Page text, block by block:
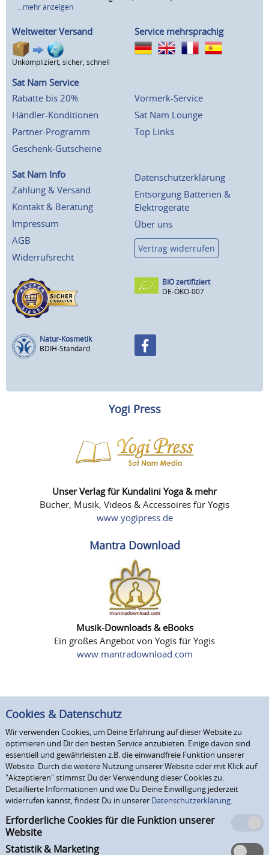
...mehr anzeigen
Weltweiter Versand
Unkompliziert, sicher, schnell
Service mehrsprachig
Sat Nam Service
Rabatte bis 20%
Händler-Konditionen
Partner-Programm
Geschenk-Gutscheine
Vormerk-Service
Sat Nam Lounge
Top Links
Sat Nam Info
Zahlung & Versand
Kontakt & Beratung
Impressum
AGB
Widerrufsrecht
Datenschutzerklärung
Entsorgung Batterien &
Elektrogeräte
Über uns
Vertrag widerrufen
BIO zertifiziert
DE-ÖKO-007
Natur-Kosmetik
BDIH-Standard
Yogi Press
Unser Verlag für Kundalini Yoga & mehr
Bücher, Musik, Videos & Accessoires für Yogis
www.yogipress.de
Mantra Download
Musik-Downloads & eBooks
Ein großes Angebot von Yogis für Yogis
www.mantradownload.com
Cookies & Datenschutz
Wir verwenden Cookies, um Deine Erfahrung auf dieser Website zu
optimieren und Dir den besten Service anzubieten. Einige davon sind
essentiell und gewährleisten z.B. die einwandfreie Funktion unserer
Website. Durch die weitere Nutzung unserer Website oder mit Klick auf
"Akzeptieren" stimmst Du der Verwendung dieser Cookies zu.
Detaillierte Informationen und wie Du Deine Einwilligung jederzeit
widerrufen kannst, findest Du in unserer Datenschutzerklärung.
Erforderliche Cookies für die Funktion unserer
Website
Statistik & Marketing